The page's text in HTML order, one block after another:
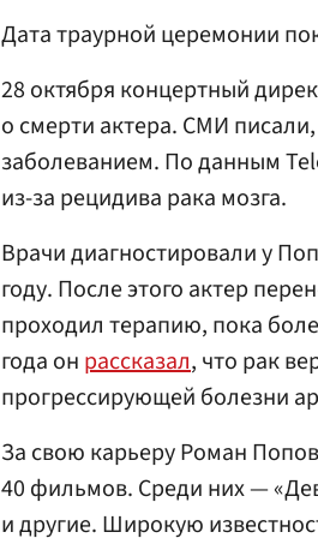
Дата траурной церемонии
28 октября концертный
о смерти актера. СМИ
заболеванием. По данным
из-за рецидива рака мозга.
Врачи диагностировали у
году. После этого актер
проходил терапию, пока
года он рассказал, что рак
прогрессирующей болезни
За свою карьеру Роман
40 фильмов. Среди них —
и другие. Широкую